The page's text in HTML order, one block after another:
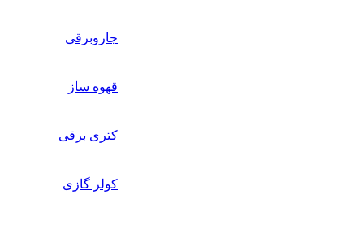
جاروبرقی
قهوه ساز
کتری برقی
کولر گازی